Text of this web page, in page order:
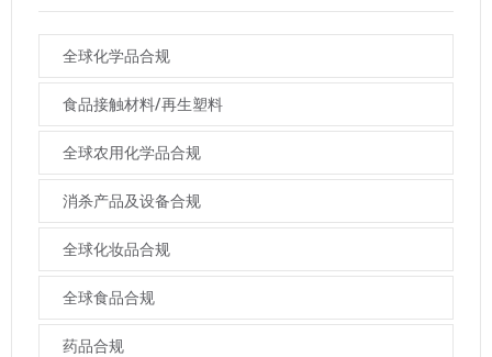
全球化学品合规
食品接触材料/再生塑料
全球农用化学品合规
消杀产品及设备合规
全球化妆品合规
全球食品合规
药品合规